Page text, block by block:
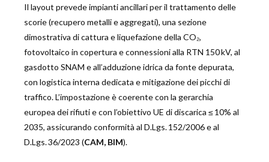
Il layout prevede impianti ancillari per il trattamento delle
scorie (recupero metalli e aggregati), una sezione
dimostrativa di cattura e liquefazione della CO₂,
fotovoltaico in copertura e connessioni alla RTN 150 kV, al
gasdotto SNAM e all’adduzione idrica da fonte depurata,
con logistica interna dedicata e mitigazione dei picchi di
traffico. L’impostazione è coerente con la gerarchia
europea dei rifiuti e con l’obiettivo UE di discarica ≤ 10% al
2035, assicurando conformità al D.Lgs. 152/2006 e al
D.Lgs. 36/2023 (CAM, BIM).